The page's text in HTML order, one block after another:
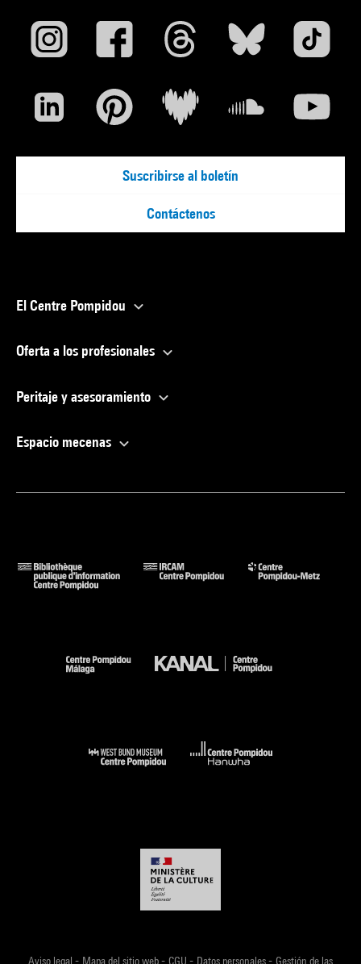
Suscribirse al boletín
Contáctenos
El Centre Pompidou
Oferta a los profesionales
Peritaje y asesoramiento
Espacio mecenas
Aviso legal - Mapa del sitio web- CGU - Datos personales- Gestión de las